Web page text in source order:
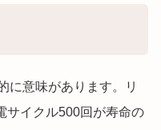
に意味があります。リ
サイクル500回が寿命の